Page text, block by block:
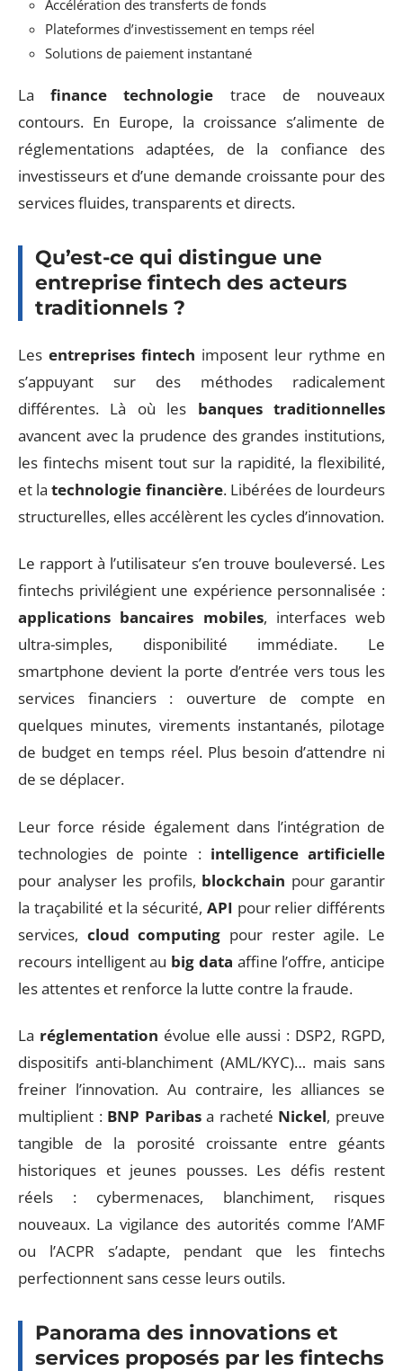
Accélération des transferts de fonds
Plateformes d’investissement en temps réel
Solutions de paiement instantané
Lafinance technologie trace de nouveaux
contours. En Europe, la croissance s’alimente de
réglementations adaptées, de la confiance des
investisseurs et d’une demande croissante pour des
services fluides, transparents et directs.
Qu’est-ce qui distingue une
entreprise fintech des acteurs
traditionnels ?
Les entreprises fintech imposent leur rythme en
s’appuyant sur des méthodes radicalement
différentes. Là où les banques traditionnelles
avancent avec la prudence des grandes institutions,
les fintechs misent tout sur la rapidité, la flexibilité,
et latechnologie financière. Libérées de lourdeurs
structurelles, elles accélèrent les cycles d’innovation.
Le rapport à l’utilisateur s’en trouve bouleversé. Les
fintechs privilégient une expérience personnalisée :
applications bancaires mobiles, interfaces web
ultra-simples, disponibilité immédiate. Le
smartphone devient la porte d’entrée vers tous les
services financiers : ouverture de compte en
quelques minutes, virements instantanés, pilotage
de budget en temps réel. Plus besoin d’attendre ni
de se déplacer.
Leur force réside également dans l’intégration de
technologies de pointe : intelligence artificielle
pour analyser les profils, blockchain pour garantir
la traçabilité et la sécurité, API pour relier différents
services, cloud computing pour rester agile. Le
recours intelligent au big data affine l’offre, anticipe
les attentes et renforce la lutte contre la fraude.
La réglementation évolue elle aussi : DSP2, RGPD,
dispositifs anti-blanchiment (AML/KYC)… mais sans
freiner l’innovation. Au contraire, les alliances se
multiplient : BNP Paribasa racheté Nickel, preuve
tangible de la porosité croissante entre géants
historiques et jeunes pousses. Les défis restent
réels : cybermenaces, blanchiment, risques
nouveaux. La vigilance des autorités comme l’AMF
ou l’ACPR s’adapte, pendant que les fintechs
perfectionnent sans cesse leurs outils.
Panorama des innovations et
services proposés par les fintechs